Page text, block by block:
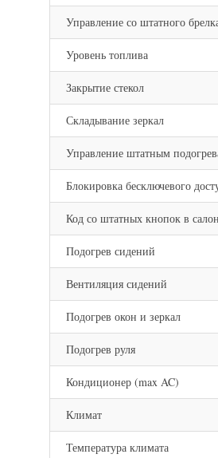
Управление со штатного
Уровень топлива
Закрытие стекол
Складывание зеркал
Управление штатным
Блокировка бесключевого
Код со штатных кнопок в
Подогрев сидений
Вентиляция сидений
Подогрев окон и зеркал
Подогрев руля
Кондиционер (max AC)
Климат
Температура климата